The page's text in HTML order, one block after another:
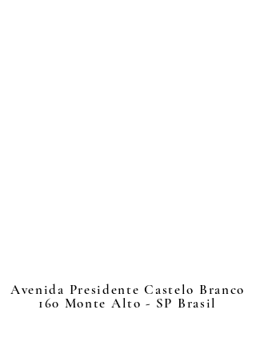
Avenida Presidente Castelo Branco
160 Monte Alto - SP Brasil